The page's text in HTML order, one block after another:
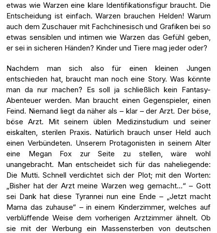
etwas wie Warzen eine klare Identifikationsfigur braucht. Die
Entscheidung ist einfach. Warzen brauchen Helden! Warum
auch dem Zuschauer mit Fachchinesisch und Grafiken bei so
etwas sensiblen und intimen wie Warzen das Gefühl geben,
er sei in sicheren Händen? Kinder und Tiere mag jeder oder?
Nachdem man sich also für einen kleinen Jungen
entschieden hat, braucht man noch eine Story. Was könnte
man da nur machen? Es soll ja schließlich kein Fantasy-
Abenteuer werden. Man braucht einen Gegenspieler, einen
Feind. Niemand liegt da näher als – klar – der Arzt. Der böse,
böse Arzt. Mit seinem üblen Medizinstudium und seiner
eiskalten, sterilen Praxis. Natürlich brauch unser Held auch
einen Verbündeten. Unserem Protagonisten in seinem Alter
eine Megan Fox zur Seite zu stellen, wäre wohl
unangebracht. Man entscheidet sich für das naheliegende:
Die Mutti. Schnell verdichtet sich der Plot; mit den Worten:
„Bisher hat der Arzt meine Warzen weg gemacht…“ – Gott
sei Dank hat diese Tyrannei nun eine Ende – „Jetzt macht
Mama das zuhause“ – in einem Kinderzimmer, welches auf
verblüffende Weise dem vorherigen Arztzimmer ähnelt. Ob
sie mit der Werbung ein Massensterben von deutschen